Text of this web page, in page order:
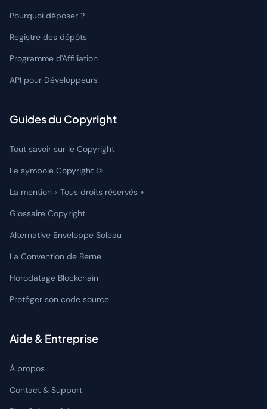
Pourquoi déposer ?
Registre des dépôts
Programme d'Affiliation
API pour Développeurs
Guides du Copyright
Tout savoir sur le Copyright
Le symbole Copyright ©
La mention « Tous droits réservés »
Glossaire Copyright
Alternative Enveloppe Soleau
La Convention de Berne
Horodatage Blockchain
Protéger son code source
Aide & Entreprise
À propos
Contact & Support